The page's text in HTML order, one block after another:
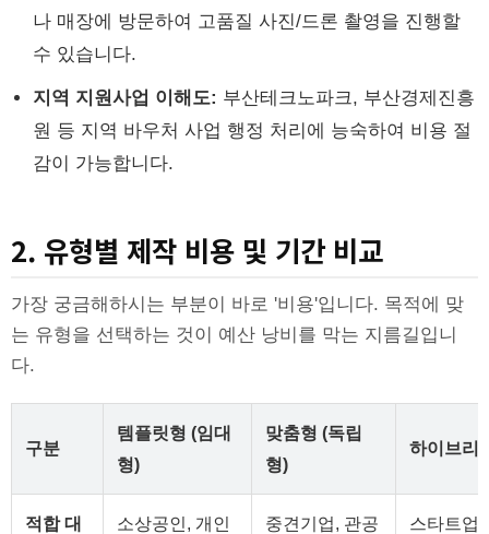
나 매장에 방문하여 고품질 사진/드론 촬영을 진행할
수 있습니다.
지역 지원사업 이해도: 부산테크노파크, 부산경제진흥
원 등 지역 바우처 사업 행정 처리에 능숙하여 비용 절
감이 가능합니다.
2. 유형별 제작 비용 및 기간 비교
가장 궁금해하시는 부분이 바로 '비용'입니다. 목적에 맞
는 유형을 선택하는 것이 예산 낭비를 막는 지름길입니
다.
구분
템플릿형 (임대
형)
맞춤형 (독립
형)
하이브리
적합 대
소상공인, 개인
중견기업, 관공
스타트업,